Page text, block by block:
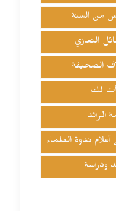
من السنة
التعازي
الصحيفة
لك
الرائد
ندوة العلماء
ودراسة